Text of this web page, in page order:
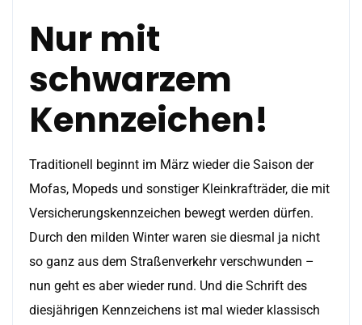
Nur mit
schwarzem
Kennzeichen!
Traditionell beginnt im März wieder die Saison der
Mofas, Mopeds und sonstiger Kleinkrafträder, die mit
Versicherungskennzeichen bewegt werden dürfen.
Durch den milden Winter waren sie diesmal ja nicht
so ganz aus dem Straßenverkehr verschwunden –
nun geht es aber wieder rund. Und die Schrift des
diesjährigen Kennzeichens ist mal wieder klassisch